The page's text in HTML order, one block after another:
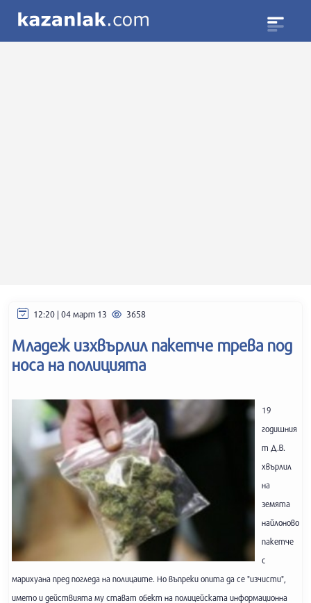
12:20 | 04 март 13 3658
Младеж изхвърлил пакетче трева под
носа на полицията
19
годишния
т Д.В.
хвърлил
на
земята
найлоново
пакетче
с
марихуана пред погледа на полицаите. Но въпреки опита да се "изчисти",
името и действията му стават обект на полицейската информационна